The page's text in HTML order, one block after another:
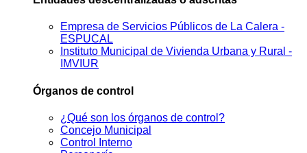
Empresa de Servicios Públicos de La Calera -
ESPUCAL
Instituto Municipal de Vivienda Urbana y Rural -
IMVIUR
Órganos de control
¿Qué son los órganos de control?
Concejo Municipal
Control Interno